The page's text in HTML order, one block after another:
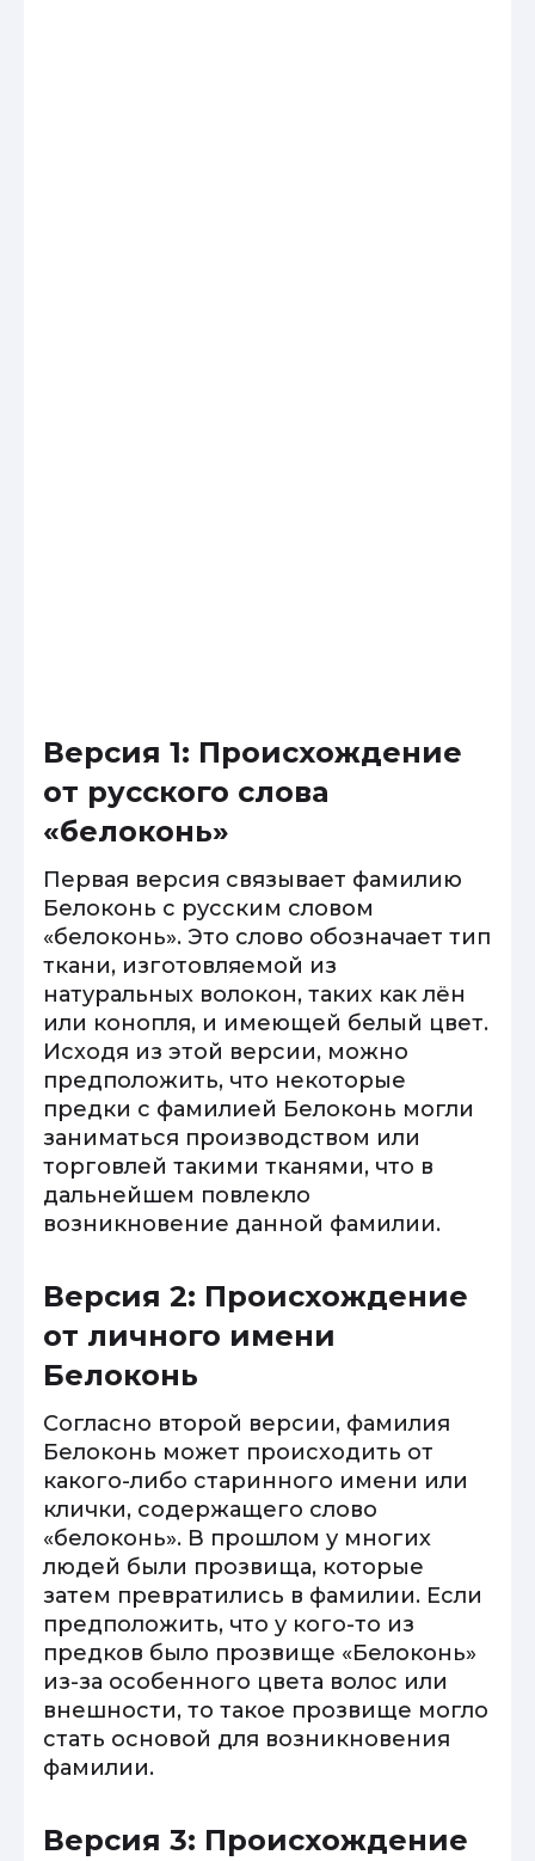
Версия 1: Происхождение
от русского слова
«белоконь»
Первая версия связывает фамилию
Белоконь с русским словом
«белоконь». Это слово обозначает тип
ткани, изготовляемой из
натуральных волокон, таких как лён
или конопля, и имеющей белый цвет.
Исходя из этой версии, можно
предположить, что некоторые
предки с фамилией Белоконь могли
заниматься производством или
торговлей такими тканями, что в
дальнейшем повлекло
возникновение данной фамилии.
Версия 2: Происхождение
от личного имени
Белоконь
Согласно второй версии, фамилия
Белоконь может происходить от
какого-либо старинного имени или
клички, содержащего слово
«белоконь». В прошлом у многих
людей были прозвища, которые
затем превратились в фамилии. Если
предположить, что у кого-то из
предков было прозвище «Белоконь»
из-за особенного цвета волос или
внешности, то такое прозвище могло
стать основой для возникновения
фамилии.
Версия 3: Происхождение